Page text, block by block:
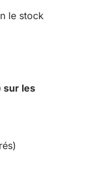
le stock
sur les